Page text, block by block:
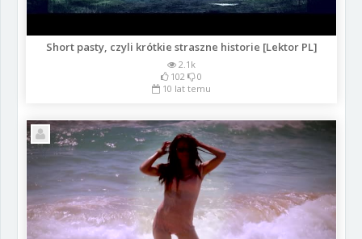
Short pasty, czyli krótkie straszne historie [Lektor PL]
2.1k
102
0
10 lat temu